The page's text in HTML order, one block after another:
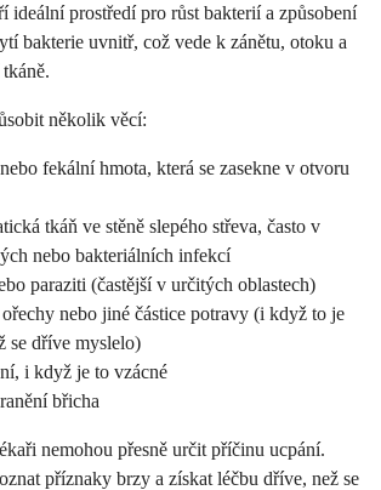
ideální prostředí pro růst bakterií a způsobení
bakterie uvnitř, což vede k zánětu, otoku a
několik věcí:
fekální hmota, která se zasekne v otvoru
tkáň ve stěně slepého střeva, často v
nebo bakteriálních infekcí
paraziti (častější v určitých oblastech)
nebo jiné částice potravy (i když to je
se dříve myslelo)
i když je to vzácné
břicha
nemohou přesně určit příčinu ucpání.
příznaky brzy a získat léčbu dříve, než se